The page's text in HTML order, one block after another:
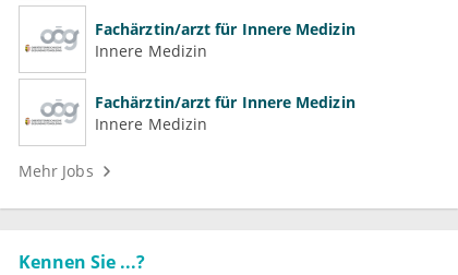
Fachärztin/arzt für Innere Medizin
Innere Medizin
Fachärztin/arzt für Innere Medizin
Innere Medizin
Mehr Jobs
Kennen Sie ...?